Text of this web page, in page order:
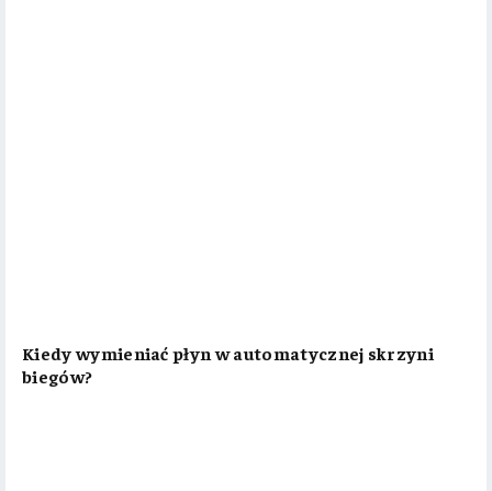
Kiedy wymieniać płyn w automatycznej skrzyni
biegów?